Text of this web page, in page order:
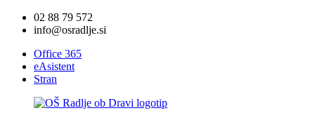
02 88 79 572
info@osradlje.si
Office 365
eAsistent
Stran